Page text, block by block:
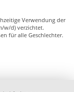
Verwendung der
w/d) verzichtet.
für alle Geschlechter.